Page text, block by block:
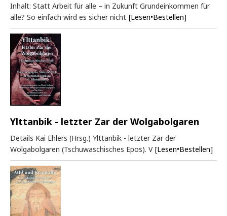
Inhalt: Statt Arbeit für alle – in Zukunft Grundeinkommen für
alle? So einfach wird es sicher nicht [Lesen•Bestellen]
Ylttanbik - letzter Zar der Wolgabolgaren
Details Kai Ehlers (Hrsg.) Ylttanbik - letzter Zar der
Wolgabolgaren (Tschuwaschisches Epos). V [Lesen•Bestellen]